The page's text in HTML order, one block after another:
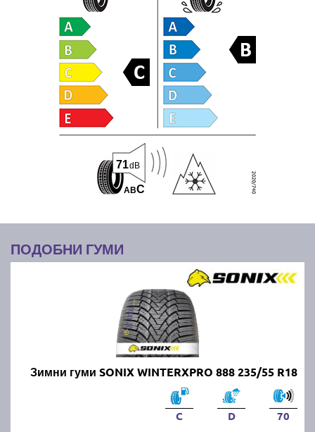
ABC
71dB
ПОДОБНИ ГУМИ
Зимни гуми SONIX WINTERXPRO 888 235/55 R18
C D 70